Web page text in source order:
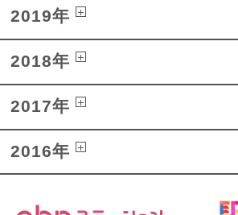
2019年
2018年
2017年
2016年